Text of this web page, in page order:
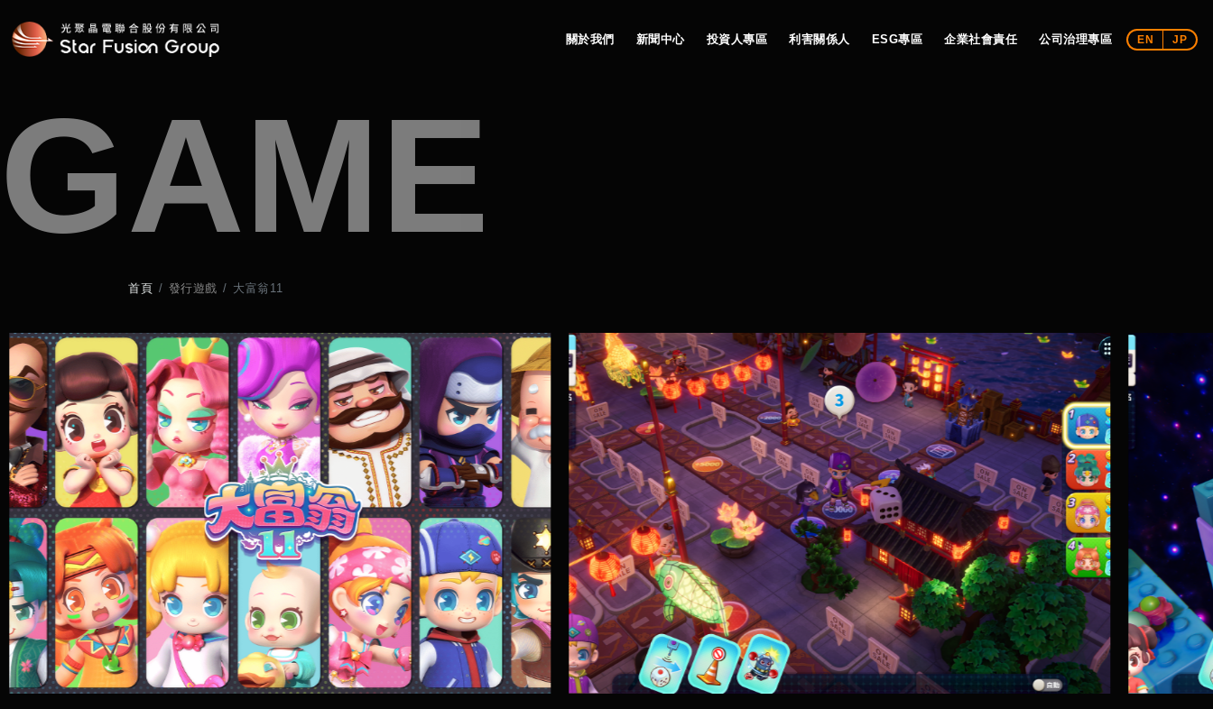
關於我們 新聞中心 投資人專區 利害關係人 ESG專區 企業社會責任 公司治理專區 EN JP
GAME
首頁 發行遊戲 大富翁11